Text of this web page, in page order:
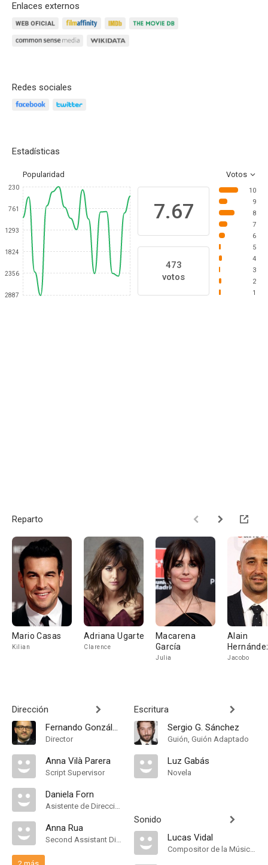
Enlaces externos
Redes sociales
Estadísticas
Popularidad Votos
230
761
1293
1824
2356
2887
7.67
473
votos
10
9
8
7
6
5
4
3
2
1
Reparto
Mario Casas
Kilian
Adriana Ugarte
Clarence
Macarena
García
Julia
Alain
Jacobo
Dirección
Fernando González Molina
Director
Anna Vilà Parera
Script Supervisor
Daniela Forn
Asistente de Dirección
Anna Rua
Second Assistant Director
Escritura
Sergio G. Sánchez
Guión, Guión Adaptado
Luz Gabás
Novela
Sonido
Lucas Vidal
Compositor de la Música Original